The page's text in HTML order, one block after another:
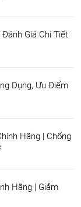
Giá Chi Tiết
Dụng, Ưu Điểm
Hãng | Chống
Hãng | Giảm